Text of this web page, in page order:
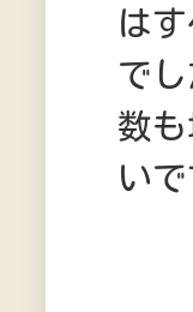
は
で
数
いで